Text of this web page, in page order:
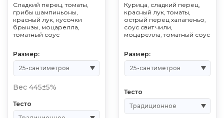
Сладкий перец, томаты,
грибы шампиньоны,
красный лук, кусочки
брынзы, моцарелла,
томатный соус
Размер:
Вес 445±5%
Тесто
Курица, сладкий перец,
красный лук, томаты,
острый перец халапеньо,
соус свит чили,
моцарелла, томатный соус
Размер:
Тесто